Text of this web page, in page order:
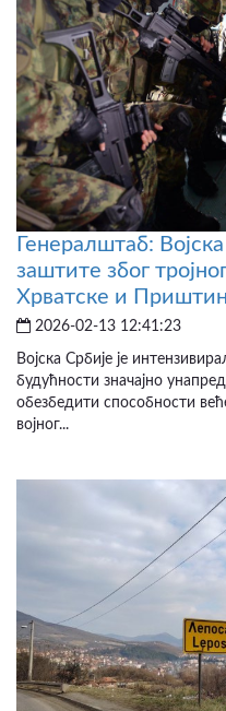
Генералштаб:
заштите због
Хрватске и
2026-02-13 12:41:23
Војска Србије је
будућности значајно
обезбедити способности
војног...